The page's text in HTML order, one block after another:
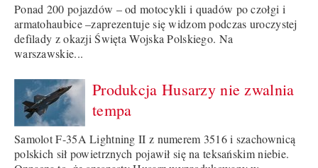
Ponad 200 pojazdów – od motocykli i quadów po czołgi i
armatohaubice –zaprezentuje się widzom podczas uroczystej
defilady z okazji Święta Wojska Polskiego. Na
warszawskie...
Produkcja Husarzy nie zwalnia
tempa
Samolot F-35A Lightning II z numerem 3516 i szachownicą
polskich sił powietrznych pojawił się na teksańskim niebie.